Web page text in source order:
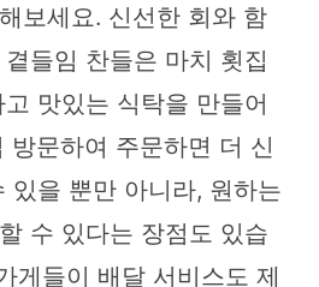
보세요. 신선한 회와 함
들임 찬들은 마치 횟집
맛있는 식탁을 만들어
방문하여 주문하면 더 신
있을 뿐만 아니라, 원하는
수 있다는 장점도 있습
게들이 배달 서비스도 제